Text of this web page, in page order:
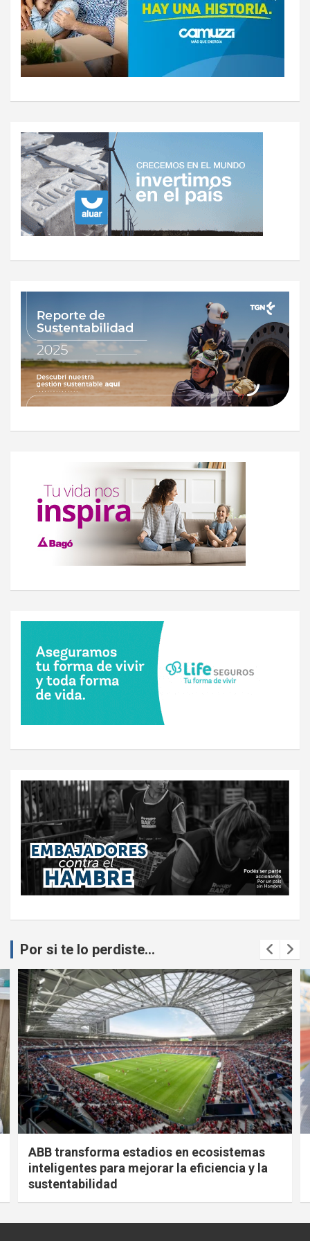
Por si te lo perdiste...
ABB transforma estadios en ecosistemas
inteligentes para mejorar la eficiencia y la
sustentabilidad